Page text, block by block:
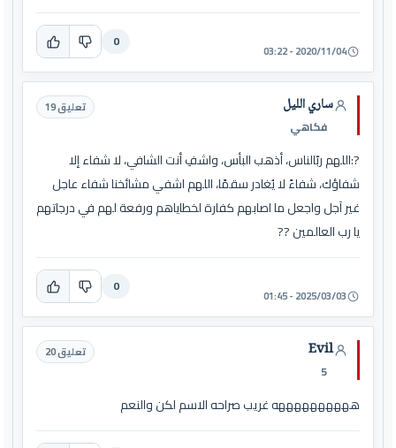
2020/11/04 - 03:22
0
ساري الليل
فكاهي
تعليق 19
?:اللهم ربّالناس، أذهب البأس، واشفِ أنت الشافي، لا شفاء إلا
شفاؤك، شفاءً لا يُغادر سقمًا، اللهم اشفي مشائخنا شفاء عاجل
غير آجل واجعل ما اصابهم كفارة لخطاياهم ورفعة لهم في درجاتهم
يا رب العالمين ??
2025/03/03 - 01:45
0
Evil
5
تعليق 20
ههههههههههه غريب صراحه الاسم لكن والنعم